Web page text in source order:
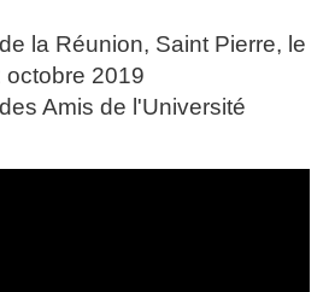
la Réunion, Saint Pierre, le
octobre 2019
Amis de l'Université